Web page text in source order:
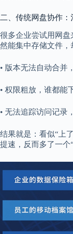
二、传统网盘协作
很多企业尝试用网
然能集中存储文件，
• 版本无法自动合并
• 权限粗放，谁都能
• 无法追踪访问记录
结果就是：看似“上
提速，反而多了一个